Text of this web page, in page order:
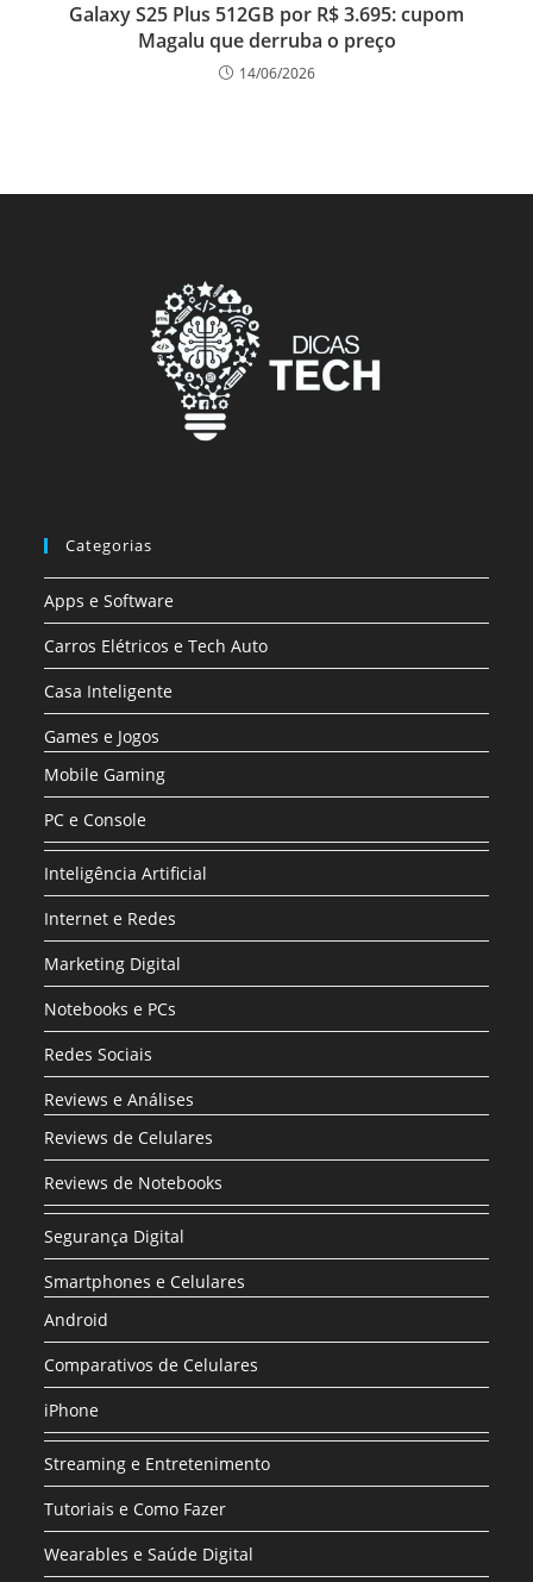
Galaxy S25 Plus 512GB por R$ 3.695: cupom
Magalu que derruba o preço
14/06/2026
Categorias
Apps e Software
Carros Elétricos e Tech Auto
Casa Inteligente
Games e Jogos
Mobile Gaming
PC e Console
Inteligência Artificial
Internet e Redes
Marketing Digital
Notebooks e PCs
Redes Sociais
Reviews e Análises
Reviews de Celulares
Reviews de Notebooks
Segurança Digital
Smartphones e Celulares
Android
Comparativos de Celulares
iPhone
Streaming e Entretenimento
Tutoriais e Como Fazer
Wearables e Saúde Digital